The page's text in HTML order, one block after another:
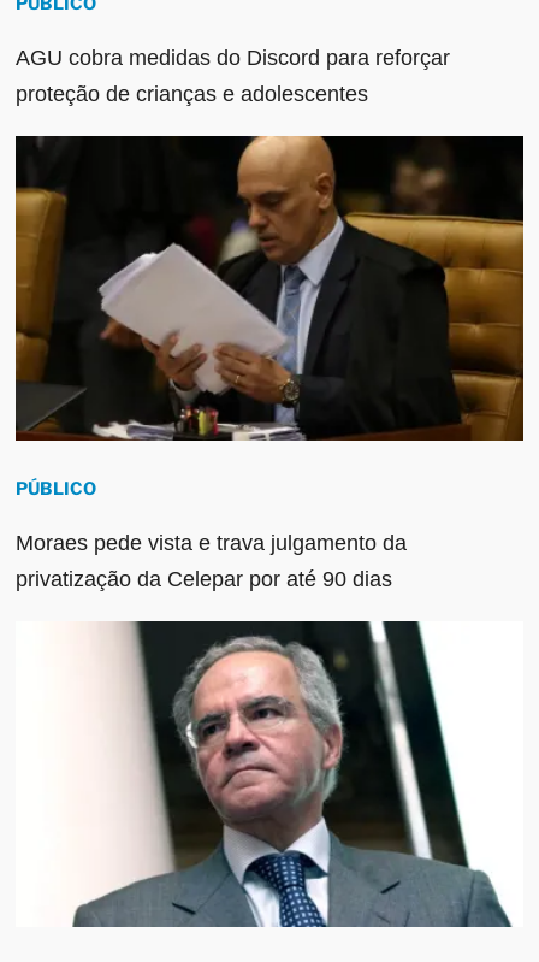
AGU cobra medidas do Discord para reforçar
proteção de crianças e adolescentes
PÚBLICO
Moraes pede vista e trava julgamento da
privatização da Celepar por até 90 dias